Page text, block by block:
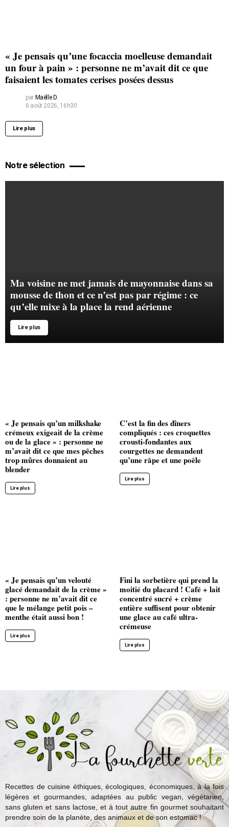
« Je pensais qu’une focaccia moelleuse demandait
un four à pain » : personne ne m’avait dit ce que
faisaient les tomates cerises posées dessus
par Maëlle D.
6 août 2026, 16h30
Lire plus
Notre sélection
Ma voisine ne met jamais de mayonnaise dans sa
mousse de thon et ce n’est pas par régime : ce
qu’elle mixe à la place la rend aérienne
Lire plus
« Je pensais qu’un milkshake
crémeux exigeait de la crème
ou de la glace » : personne ne
m’avait dit ce que mes pêches
trop mûres donnaient au
blender
Lire plus
C’est la fin des dîners
compliqués : ces croquettes
crousti-fondantes aux
courgettes ne demandent
qu’une râpe et une poêle
Lire plus
« Je pensais qu’un velouté
glacé demandait de la crème »
: personne ne m’avait dit ce
que le mélange petit pois –
menthe était aussi bon !
Lire plus
Fini la sorbetière qui prend la
moitié du placard ! Café + lait
concentré sucré + crème
entière suffisent pour obtenir
une glace au café ultra-
crémeuse
Lire plus
Recettes de cuisine éthiques, écologiques, économiques, à la fois
légères et gourmandes, adaptées au public vegan, végétarien,
sans gluten et sans lactose, et à tout autre fin gourmet souhaitant
prendre soin de la planète, des animaux et de son estomac !